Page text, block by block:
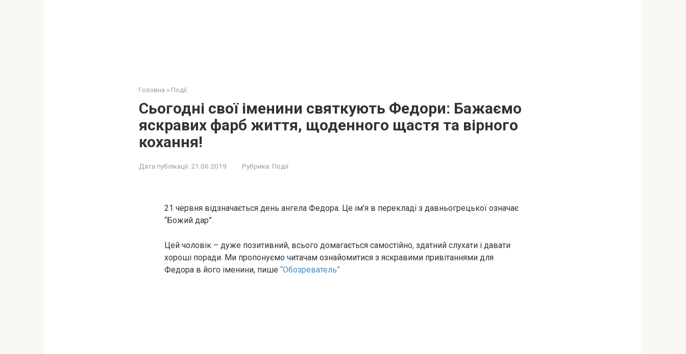
Головна » Події
Сьогодні свої іменини святкують Федори: Бажаємо
яскравих фарб життя, щоденного щастя та вірного
кохання!
Дата публікації: 21.06.2019 Рубрика: Події
21 червня відзначається день ангела Федора. Це ім’я в перекладі з давньогрецької означає
“Божий дар”.
Цей чоловік – дуже позитивний, всього домагається самостійно, здатний слухати і давати
хороші поради. Ми пропонуємо читачам ознайомитися з яскравими привітаннями для
Федора в його іменини, пише “Обозреватель”